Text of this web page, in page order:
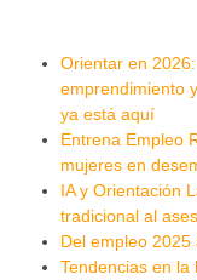
Orientar en
emprendimiento
ya está aquí
Entrena Empleo
mujeres en
IA y Orientación
tradicional al
Del empleo
Tendencias en la